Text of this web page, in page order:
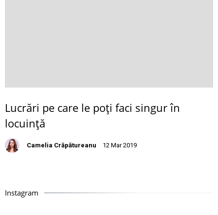
Lucrări pe care le poţi faci singur în
locuinţă
Camelia Crăpătureanu 12 Mar 2019
Instagram